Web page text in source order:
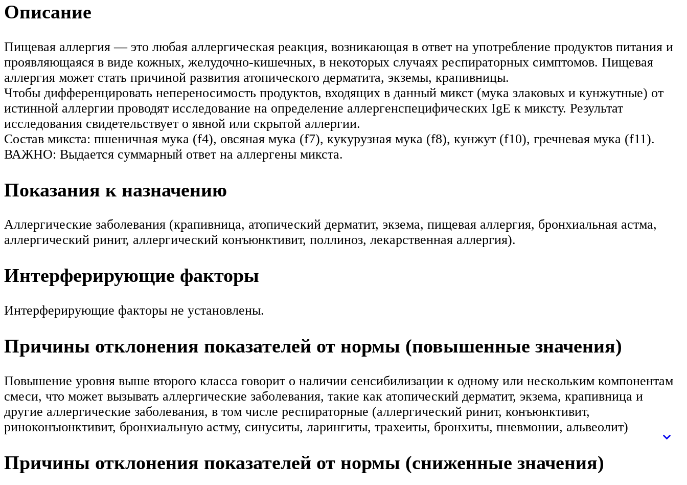
Описание
Пищевая аллергия — это любая аллергическая реакция, возникающая в ответ на употребление продуктов питания и
проявляющаяся в виде кожных, желудочно-кишечных, в некоторых случаях респираторных симптомов. Пищевая
аллергия может стать причиной развития атопического дерматита, экземы, крапивницы.
Чтобы дифференцировать непереносимость продуктов, входящих в данный микст (мука злаковых и кунжутные) от
истинной аллергии проводят исследование на определение аллергенспецифических IgE к миксту. Результат
исследования свидетельствует о явной или скрытой аллергии.
Состав микста: пшеничная мука (f4), овсяная мука (f7), кукурузная мука (f8), кунжут (f10), гречневая мука (f11).
ВАЖНО: Выдается суммарный ответ на аллергены микста.
Показания к назначению
Аллергические заболевания (крапивница, атопический дерматит, экзема, пищевая аллергия, бронхиальная астма,
аллергический ринит, аллергический конъюнктивит, поллиноз, лекарственная аллергия).
Интерферирующие факторы
Интерферирующие факторы не установлены.
Причины отклонения показателей от нормы (повышенные значения)
Повышение уровня выше второго класса говорит о наличии сенсибилизации к одному или нескольким компонентам
смеси, что может вызывать аллергические заболевания, такие как атопический дерматит, экзема, крапивница и
другие аллергические заболевания, в том числе респираторные (аллергический ринит, конъюнктивит,
риноконъюнктивит, бронхиальную астму, синуситы, ларингиты, трахеиты, бронхиты, пневмонии, альвеолит)
Причины отклонения показателей от нормы (сниженные значения)